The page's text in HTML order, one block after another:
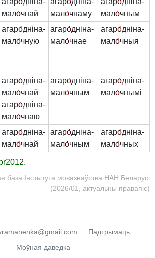
агаро́дніна-
мало́чнай
агаро́дніна-
мало́чнаму
агаро́дніна-
мало́чным
агаро́дніна-
мало́чную
агаро́дніна-
мало́чнае
агаро́дніна-
мало́чныя
агаро́дніна-
мало́чнай
агаро́дніна-
мало́чнаю
агаро́дніна-
мало́чным
агаро́дніна-
мало́чнымі
агаро́дніна-
мало́чнай
агаро́дніна-
мало́чным
агаро́дніна-
мало́чных
.
база Інстытута мовазнаўства НАН Беларусі
(2026/01, актуальны правапіс)
Падтрымаць
Моўная даведка